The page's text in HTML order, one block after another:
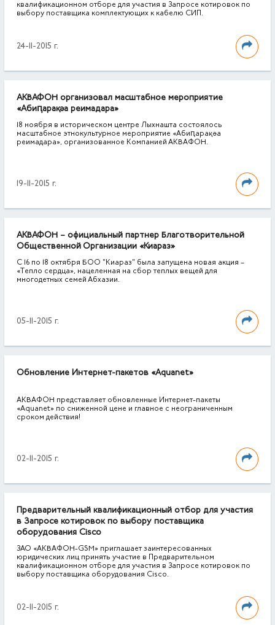
квалификационном отборе для участия в Запросе котировок по
выбору поставщика комплектующих к кабелю СИП.
24-11-2015 г.
АКВАФОН организовал масштабное мероприятие
«Абиԥарақәа реимадара»
18 ноября в историческом центре Лыхнашта состоялось
масштабное этнокультурное мероприятие «Абиԥарақәа
реимадара», организованное Компанией АКВАФОН.
19-11-2015 г.
АКВАФОН – официальный партнер Благотворительной
Общественной Организации «Киараз»
С 16 по 18 октября БОО "Киараз" была запущена новая акция –
«Тепло сердца», нацеленная на сбор теплых вещей для
многодетных семей Абхазии.
05-11-2015 г.
Обновление Интернет-пакетов «Aquanet»
АКВАФОН представляет обновленные Интернет-пакеты
«Aquanet» по сниженной цене и главное с неограниченным
сроком действия!
02-11-2015 г.
Предварительный квалификационный отбор для участия
в Запросе котировок по выбору поставщика
оборудования Cisco
ЗАО «АКВАФОН-GSM» приглашает заинтересованных
юридических лиц принять участие в Предварительном
квалификационном отборе для участия в Запросе котировок по
выбору поставщика оборудования Cisco.
02-11-2015 г.